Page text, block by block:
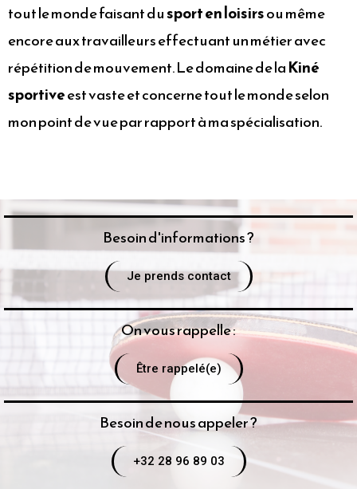
tout le monde faisant dusport en loisirsou même
encore aux travailleurs effectuant un métier avec
répétition de mouvement. Le domaine de laKiné
sportiveest vaste et concerne tout le monde selon
mon point de vue par rapport à ma spécialisation.
Besoin d'informations ?
Je prends contact
On vous rappelle :
Être rappelé(e)
Besoin de nous appeler ?
+32 28 96 89 03